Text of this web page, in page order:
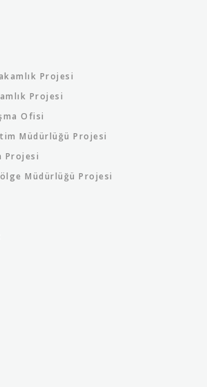
Projesi
Projesi
Ofisi
Müdürlüğü Projesi
Projesi
Müdürlüğü Projesi